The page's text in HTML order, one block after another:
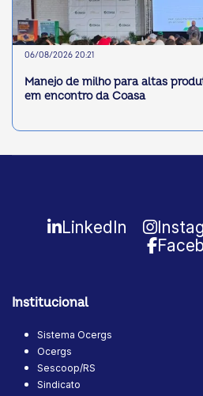
06/08/2026 20:21
Manejo de milho para altas
em encontro da Coasa
LinkedIn
Institucional
Sistema Ocergs
Ocergs
Sescoop/RS
Sindicato